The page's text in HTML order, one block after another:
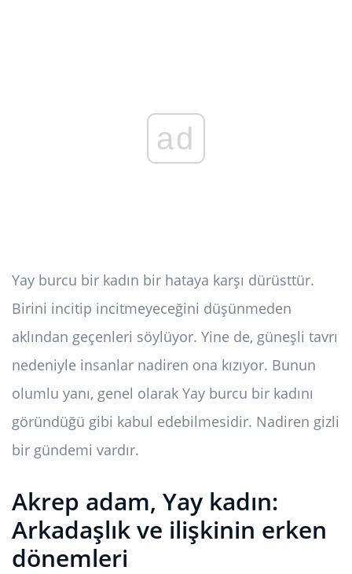
ad
Yay burcu bir kadın bir hataya karşı dürüsttür.
Birini incitip incitmeyeceğini düşünmeden
aklından geçenleri söylüyor. Yine de, güneşli tavrı
nedeniyle insanlar nadiren ona kızıyor. Bunun
olumlu yanı, genel olarak Yay burcu bir kadını
göründüğü gibi kabul edebilmesidir. Nadiren gizli
bir gündemi vardır.
Akrep adam, Yay kadın:
Arkadaşlık ve ilişkinin erken
dönemleri